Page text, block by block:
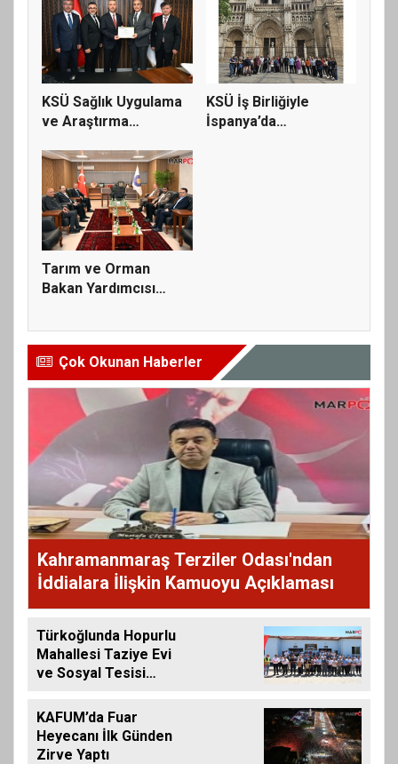
KSÜ Sağlık Uygulama
ve Araştırma
KSÜ İş Birliğiyle
İspanya’da
Tarım ve Orman
Bakan Yardımcısı
Çok Okunan Haberler
Kahramanmaraş Terziler Odası'ndan
İddialara İlişkin Kamuoyu Açıklaması
Türkoğlunda Hopurlu
Mahallesi Taziye Evi
ve Sosyal Tesisi
KAFUM’da Fuar
Heyecanı İlk Günden
Zirve Yaptı